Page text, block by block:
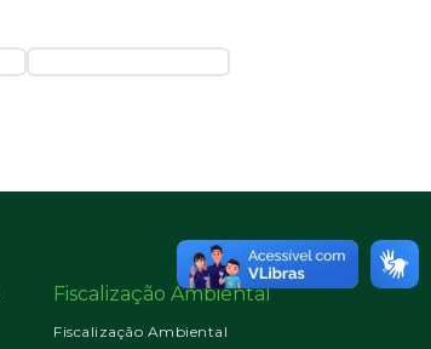
Fiscalização Ambiental
Fiscalização Ambiental